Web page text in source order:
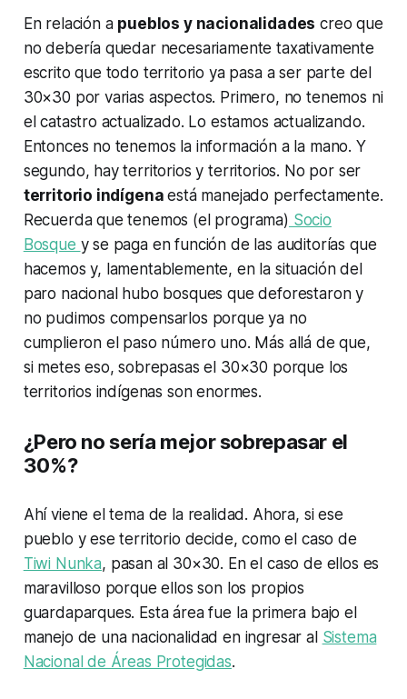
En relación a pueblos y nacionalidades creo que
no debería quedar necesariamente taxativamente
escrito que todo territorio ya pasa a ser parte del
30×30 por varias aspectos. Primero, no tenemos ni
el catastro actualizado. Lo estamos actualizando.
Entonces no tenemos la información a la mano. Y
segundo, hay territorios y territorios. No por ser
territorio indígenaestá manejado perfectamente.
Recuerda que tenemos (el programa) Socio
Bosque y se paga en función de las auditorías que
hacemos y, lamentablemente, en la situación del
paro nacional hubo bosques que deforestaron y
no pudimos compensarlos porque ya no
cumplieron el paso número uno. Más allá de que,
si metes eso, sobrepasas el 30×30 porque los
territorios indígenas son enormes.
¿Pero no sería mejor sobrepasar el
30%?
Ahí viene el tema de la realidad. Ahora, si ese
pueblo y ese territorio decide, como el caso de
Tiwi Nunka, pasan al 30×30. En el caso de ellos es
maravilloso porque ellos son los propios
guardaparques. Esta área fue la primera bajo el
manejo de una nacionalidad en ingresar al Sistema
Nacional de Áreas Protegidas.